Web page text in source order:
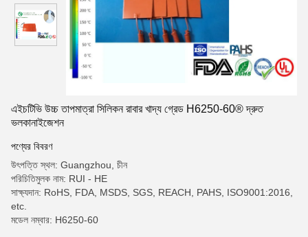
এইচটিভি উচ্চ তাপমাত্রা সিলিকন রাবার খাদ্য গ্রেড H6250-60® দ্রুত
ভলকানাইজেশন
পণ্যের বিবরণ
উৎপত্তি স্থল: Guangzhou, চীন
পরিচিতিমুলক নাম: RUI - HE
সাক্ষ্যদান: RoHS, FDA, MSDS, SGS, REACH, PAHS, ISO9001:2016,
etc.
মডেল নম্বার: H6250-60